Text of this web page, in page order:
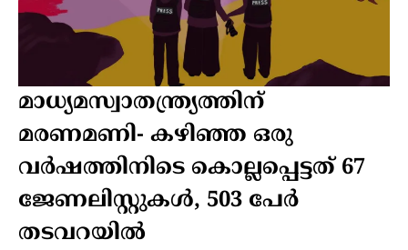
മാധ്യമസ്വാതന്ത്ര്യത്തിന്
മരണമണി- കഴിഞ്ഞ ഒരു
വര്‍ഷത്തിനിടെ കൊല്ലപ്പെട്ടത് 67
ജേണലിസ്റ്റുകള്‍, 503 പേര്‍
തടവറയില്‍